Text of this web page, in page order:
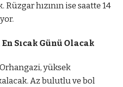
hızının ise saatte 14
Sıcak Günü Olacak
yüksek
Az bulutlu ve bol